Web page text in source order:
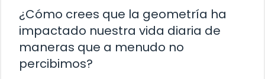
¿Cómo crees que la geometría ha
impactado nuestra vida diaria de
maneras que a menudo no
percibimos?